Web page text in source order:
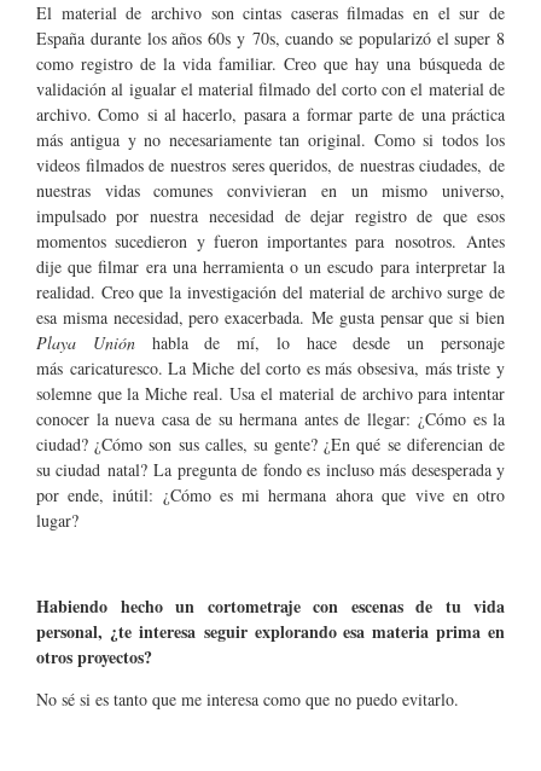
El material de archivo son cintas caseras filmadas en el sur de
España durante los años 60s y 70s, cuando se popularizó el super 8
como registro de la vida familiar. Creo que hay una búsqueda de
validación al igualar el material filmado del corto con el material de
archivo. Como si al hacerlo, pasara a formar parte de una práctica
más antigua y no necesariamente tan original. Como si todos los
videos filmados de nuestros seres queridos, de nuestras ciudades, de
nuestras vidas comunes convivieran en un mismo universo,
impulsado por nuestra necesidad de dejar registro de que esos
momentos sucedieron y fueron importantes para nosotros. Antes
dije que filmar era una herramienta o un escudo para interpretar la
realidad. Creo que la investigación del material de archivo surge de
esa misma necesidad, pero exacerbada. Me gusta pensar que si bien
Playa Uniónhabla de mí, lo hace desde un personaje
más caricaturesco. La Miche del corto es más obsesiva, más triste y
solemne que la Miche real. Usa el material de archivo para intentar
conocer la nueva casa de su hermana antes de llegar: ¿Cómo es la
ciudad? ¿Cómo son sus calles, su gente? ¿En qué se diferencian de
su ciudad natal? La pregunta de fondo es incluso más desesperada y
por ende, inútil: ¿Cómo es mi hermana ahora que vive en otro
lugar?
Habiendo hecho un cortometraje con escenas de tu vida
personal, ¿te interesa seguir explorando esa materia prima en
otros proyectos?
No sé si es tanto que me interesa como que no puedo evitarlo.